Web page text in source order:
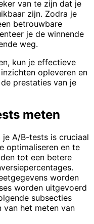
van te zijn dat je
zijn. Zodra je
betrouwbare
je de winnende
weg.
kun je effectieve
opleveren en
prestaties van je
meten
je A/B-tests is cruciaal
optimaliseren en te
tot een betere
worden
worden uitgevoerd
subsecties
van het meten van